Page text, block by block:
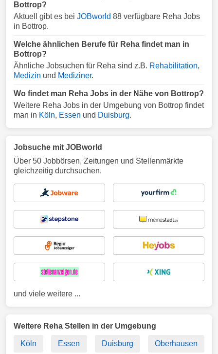
Bottrop?
Aktuell gibt es bei JOBworld 88 verfügbare Reha Jobs
in Bottrop.
Welche ähnlichen Berufe für Reha findet man in
Bottrop?
Ähnliche Jobsuchen für Reha sind z.B. Rehabilitation,
Medizin und Mediziner.
Wo findet man Reha Jobs in der Nähe von Bottrop?
Weitere Reha Jobs in der Umgebung von Bottrop findet
man in Köln, Essen und Duisburg.
Jobsuche mit JOBworld
Über 50 Jobbörsen, Zeitungen und Stellenmärkte
gleichzeitig durchsuchen.
und viele weitere ...
Weitere Reha Stellen in der Umgebung
Köln Essen Duisburg Oberhausen